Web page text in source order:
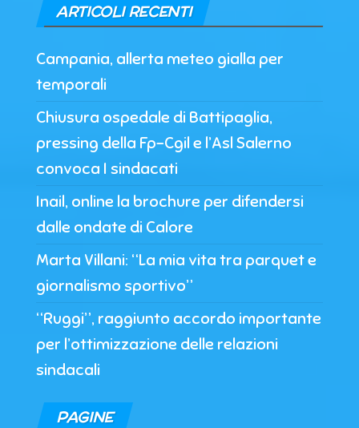
ARTICOLI RECENTI
Campania, allerta meteo gialla per
temporali
Chiusura ospedale di Battipaglia,
pressing della Fp-Cgil e l’Asl Salerno
convoca I sindacati
Inail, online la brochure per difendersi
dalle ondate di Calore
Marta Villani: “La mia vita tra parquet e
giornalismo sportivo”
“Ruggi”, raggiunto accordo importante
per l’ottimizzazione delle relazioni
sindacali
PAGINE